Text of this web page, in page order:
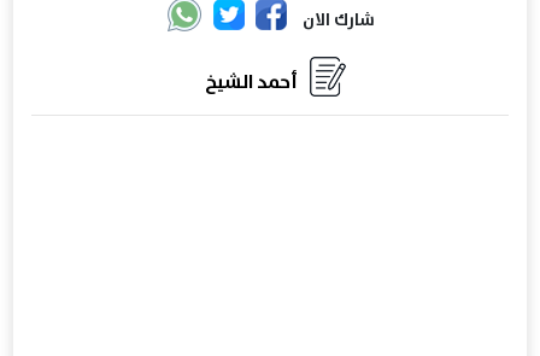
شارك الان
أحمد الشيخ